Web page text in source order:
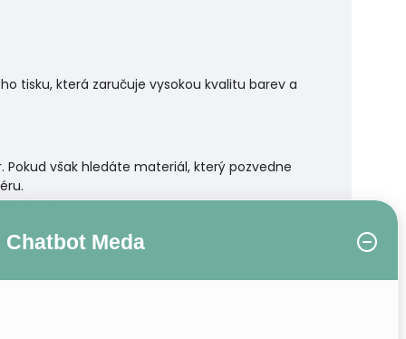
tisku, která zaručuje vysokou kvalitu barev a
však hledáte materiál, který pozvedne
rám.
Chatbot Meda